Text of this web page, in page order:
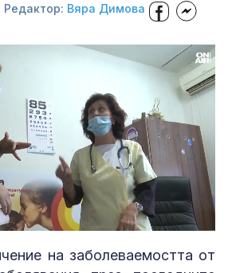
Редактор: Вяра Димова
Loaded:
51.23%
на заболеваемостта от